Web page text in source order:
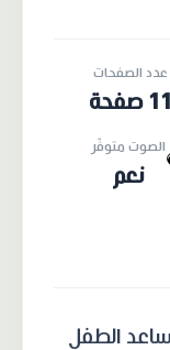
عدد الصفحات
11 صفحة
الصوت متوفّر
نعم
الطفل